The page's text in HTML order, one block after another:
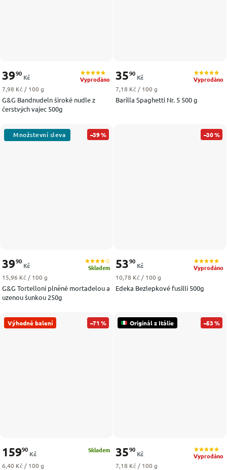
G&G Bandnudeln široké nudle z
čerstvých vajec 500g
Vyprodáno
3990
Kč
Měrná cena:
7,98 Kč / 100 g
Barilla Spaghetti Nr. 5 500 g
Vyprodáno
3590
Kč
Měrná cena:
7,18 Kč / 100 g
–39 %
G&G Tortelloni plněné mortadelou a
uzenou šunkou 250g
Skladem
3990
Kč
Měrná cena:
15,96 Kč / 100 g
–30 %
Edeka Bezlepkové fusilli 500g
Vyprodáno
5390
Kč
Měrná cena:
10,78 Kč / 100 g
Výhodné balení –71 %
Skladem
15990
Kč
Měrná cena:
6,40 Kč / 100 g
Originál z Itálie –53 %
Vyprodáno
3590
Kč
Měrná cena:
7,18 Kč / 100 g